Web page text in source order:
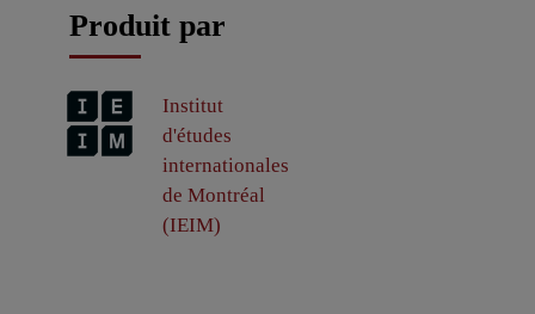
Produit par
Institut
d'études
internationales
de Montréal
(IEIM)